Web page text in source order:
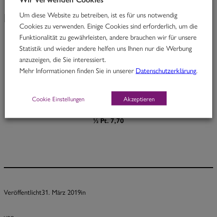
KW 14/19
Rindfleisch in würzigem Madrascurry mit Süßkartoffeln
M, O
½ Pt. 7,70
Veröffentlicht31. März 2019in
Um diese Website zu betreiben, ist es für uns notwendig
Cookies zu verwenden. Einige Cookies sind erforderlich, um die
Funktionalität zu gewährleisten, andere brauchen wir für unsere
Statistik und wieder andere helfen uns Ihnen nur die Werbung
anzuzeigen, die Sie interessiert.
Mehr Informationen finden Sie in unsererDatenschutzerklärung
Cookie Einstellungen Akzeptieren